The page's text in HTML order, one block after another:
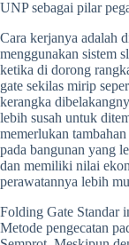
UNP sebagai pilar
Cara kerjanya adalah
menggunakan sistem
ketika di dorong
gate sekilas mirip
kerangka
lebih susah untuk
memerlukan
pada bangunan yang
dan memiliki nilai
perawatannya lebih
Folding Gate Standar
Metode pengecatan